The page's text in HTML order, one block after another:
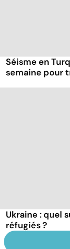
Séisme en
semaine pour
Ukraine : quel
réfugiés ?